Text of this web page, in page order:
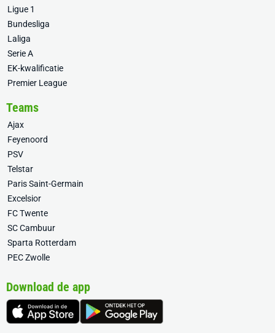
Ligue 1
Bundesliga
Laliga
Serie A
EK-kwalificatie
Premier League
Teams
Ajax
Feyenoord
PSV
Telstar
Paris Saint-Germain
Excelsior
FC Twente
SC Cambuur
Sparta Rotterdam
PEC Zwolle
Download de app